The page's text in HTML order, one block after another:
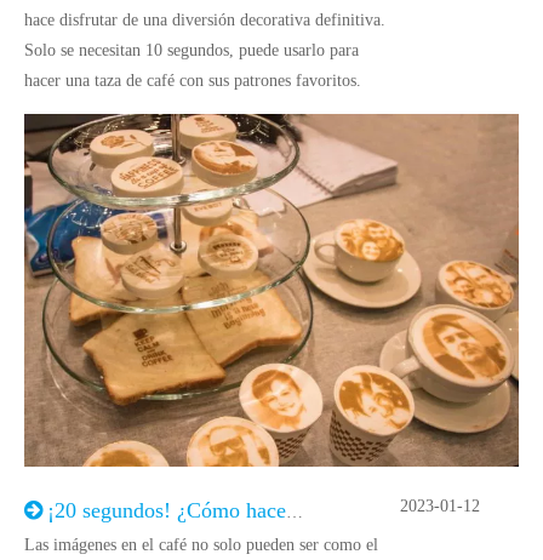
hace disfrutar de una diversión decorativa definitiva.
Solo se necesitan 10 segundos, puede usarlo para
hacer una taza de café con sus patrones favoritos.
¡20 segundos! ¿Cómo hacer una taza de café exclusivo?
Las imágenes en el café no solo pueden ser como el
2023-01-12